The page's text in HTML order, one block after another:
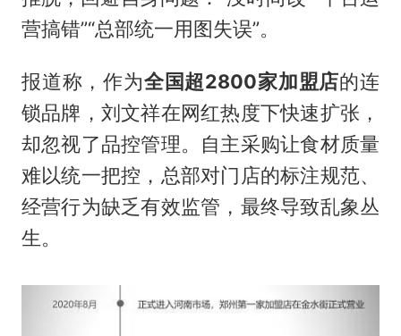
营搞错”“总部统一用图失误”。
报道称，作为全国超2800家加盟店的连
锁品牌，刘文祥在网红热度下快速扩张，
却忽视了品控管理。自主采购让食材质量
难以统一把控，总部对门店的标注规范、
经营行为缺乏有效监管，最终导致乱象丛
生。